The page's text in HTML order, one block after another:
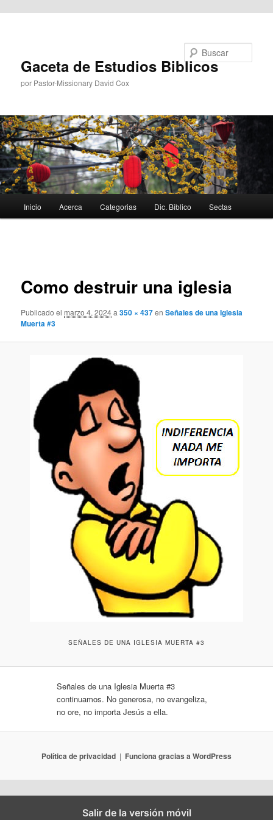
Gaceta de Estudios Biblicos
por Pastor-Missionary David Cox
principal
Inicio Acerca Categorias Dic. Biblico Sectas
Como destruir una iglesia
Publicado el marzo 4, 2024a350 × 437enSeñales de una Iglesia
Muerta #3
SEÑALES DE UNA IGLESIA MUERTA #3
Señales de una Iglesia Muerta #3
continuamos. No generosa, no evangeliza,
no ore, no importa Jesús a ella.
Política de privacidad Funciona gracias a WordPress
Salir de la versión móvil